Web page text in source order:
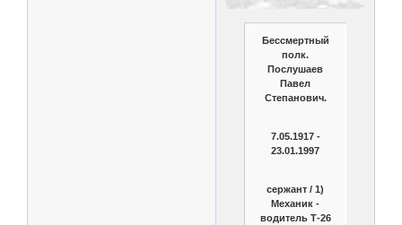
Бессмертный
полк.
Послушаев
Павел
Степанович.
7.05.1917 -
23.01.1997
сержант / 1)
Механик -
водитель Т-26